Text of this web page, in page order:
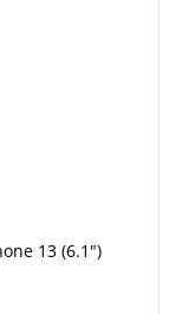
13 (6.1")